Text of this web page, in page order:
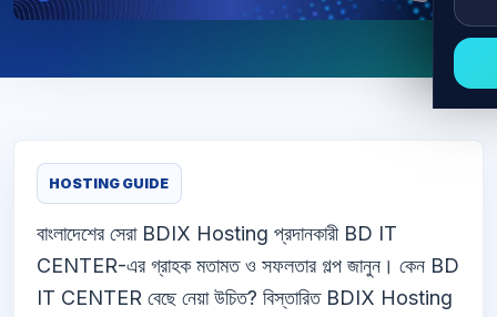
HOSTING GUIDE
বাংলাদেশের সেরা BDIX Hosting প্রদানকারী BD IT
CENTER-এর গ্রাহক মতামত ও সফলতার গল্প জানুন। কেন BD
IT CENTER বেছে নেয়া উচিত? বিস্তারিত BDIX Hosting